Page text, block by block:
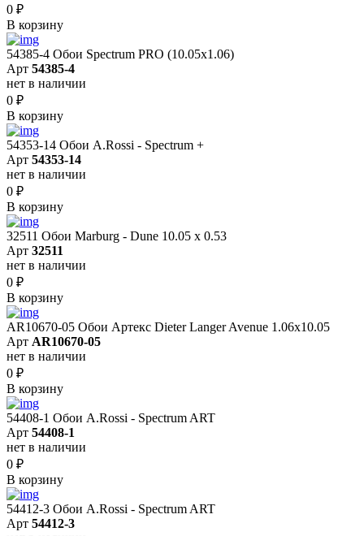
0 ₽
В корзину
54385-4 Обои Spectrum PRO (10.05х1.06)
Арт 54385-4
нет в наличии
0 ₽
В корзину
54353-14 Обои A.Rossi - Spectrum +
Арт 54353-14
нет в наличии
0 ₽
В корзину
32511 Обои Marburg - Dune 10.05 х 0.53
Арт 32511
нет в наличии
0 ₽
В корзину
AR10670-05 Обои Артекс Dieter Langer Avenue 1.06x10.05
Арт AR10670-05
нет в наличии
0 ₽
В корзину
54408-1 Обои A.Rossi - Spectrum ART
Арт 54408-1
нет в наличии
0 ₽
В корзину
54412-3 Обои A.Rossi - Spectrum ART
Арт 54412-3